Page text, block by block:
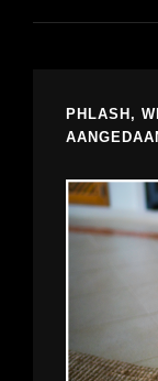
PHLASH,